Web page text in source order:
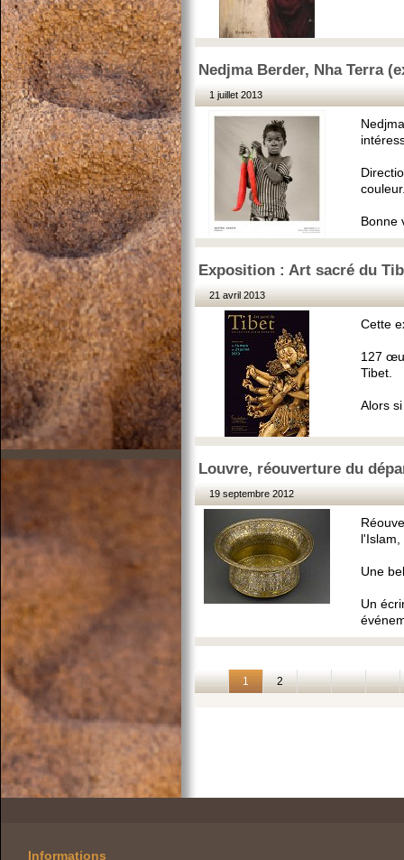
Nedjma Berder, Nha Terra
1 juillet 2013
Bonne
Exposition : Art sacré du
21 avril 2013
Cette
127
Tibet.
Alors
Louvre, réouverture du
19 septembre 2012
Une
Un
1 2
Informations